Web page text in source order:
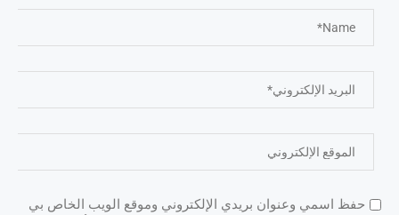
حفظ اسمي وعنوان بريدي الإلكتروني وموقع الويب الخاص بي